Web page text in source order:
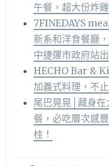
午餐，超大份炸
7FINEDAYS
新系和洋食餐廳
中捷運市政府站
HECHO Bar &
加義式料理，不
尾巴晃晃│藏身在
餐，必吃層次感
桂！